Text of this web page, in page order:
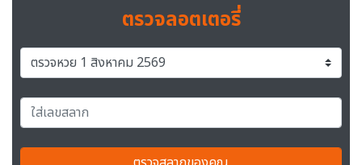
ตรวจลอตเตอรี่